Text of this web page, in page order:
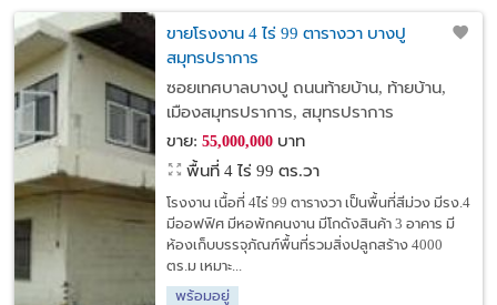
ขายโรงงาน 4 ไร่ 99 ตารางวา บางปู
สมุทรปราการ
ซอยเทศบาลบางปู ถนนท้ายบ้าน, ท้ายบ้าน,
เมืองสมุทรปราการ, สมุทรปราการ
ขาย: 55,000,000บาท
พื้นที่ 4 ไร่ 99 ตร.วา
โรงงาน เนื้อที่ 4ไร่ 99 ตารางวา เป็นพื้นที่สีม่วง มีรง.4
มีออฟฟิศ มีหอพักคนงาน มีโกดังสินค้า 3 อาคาร มี
ห้องเก็บบรรจุภัณฑ์พื้นที่รวมสิ่งปลูกสร้าง 4000
ตร.ม เหมาะ...
พร้อมอยู่